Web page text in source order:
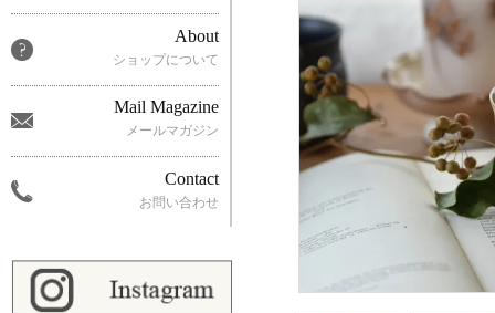
About
ショップについて
Mail Magazine
メールマガジン
Contact
お問い合わせ